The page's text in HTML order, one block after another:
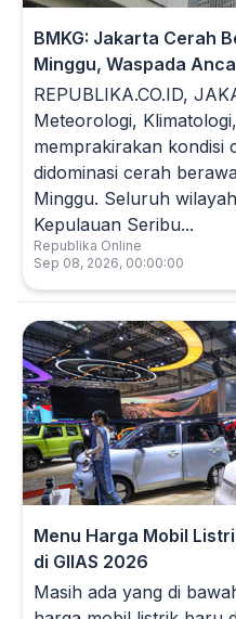
BMKG: Jakarta Cerah
Minggu, Waspada
REPUBLIKA.CO.ID,
Meteorologi,
memprakirakan kondisi
didominasi cerah
Minggu. Seluruh
Kepulauan Seribu...
Republika Online
Sep 08, 2026, 00:00:00
Menu Harga Mobil
di GIIAS 2026
Masih ada yang di